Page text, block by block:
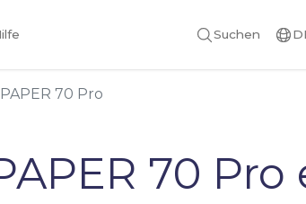
Suchen
70 Pro
70 Pro